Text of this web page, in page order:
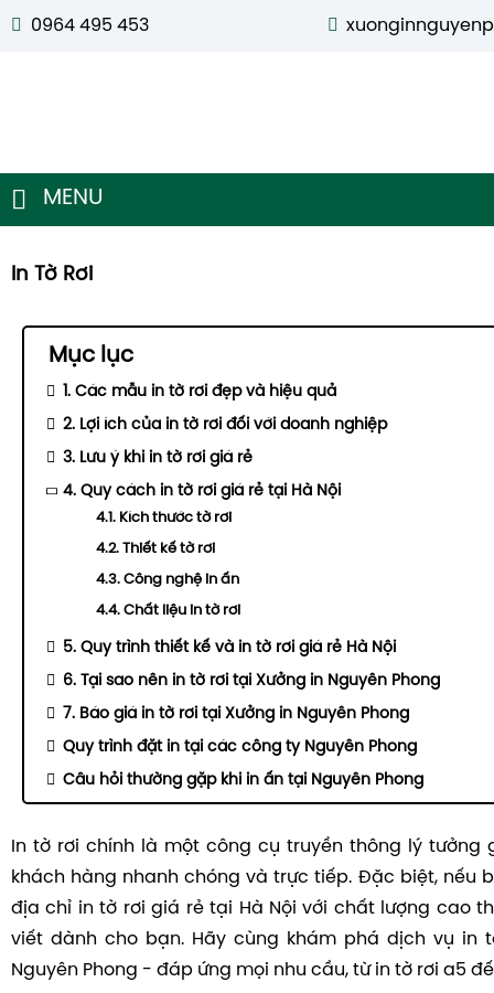
0964 495 453
MENU
In Tờ Rơi
Mục lục
1. Các mẫu in tờ rơi đẹp và hiệu quả
2. Lợi ích của in tờ rơi đối với doanh nghiệp
3. Lưu ý khi in tờ rơi giá rẻ
4. Quy cách in tờ rơi giá rẻ tại Hà Nội
4.1. Kích thước tờ rơi
4.2. Thiết kế tờ rơi
4.3. Công nghệ in ấn
4.4. Chất liệu in tờ rơi
5. Quy trình thiết kế và in tờ rơi giá rẻ Hà Nội
6. Tại sao nên in tờ rơi tại Xưởng in Nguyên Phong
7. Báo giá in tờ rơi tại Xưởng in Nguyên Phong
Quy trình đặt in tại các công ty Nguyên Phong
Câu hỏi thường gặp khi in ấn tại Nguyên Phong
In tờ rơi chính là một công cụ truyền thông lý tưởng
khách hàng nhanh chóng và trực tiếp. Đặc biệt, nếu
địa chỉ in tờ rơi giá rẻ tại Hà Nội với chất lượng cao
viết dành cho bạn. Hãy cùng khám phá dịch vụ in
Nguyên Phong - đáp ứng mọi nhu cầu, từ in tờ rơi a5